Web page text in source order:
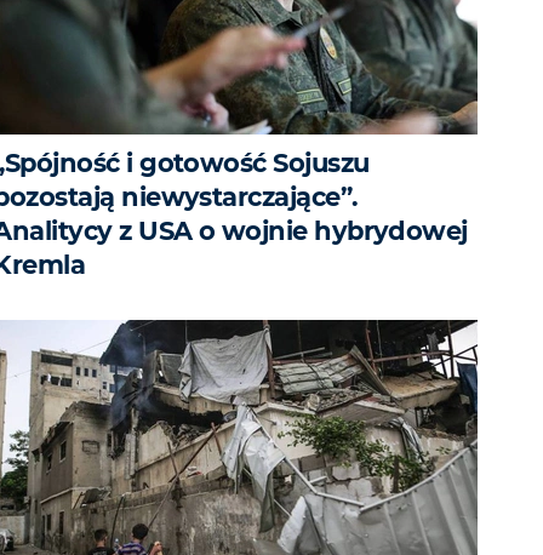
i gotowość Sojuszu
niewystarczające”.
z USA o wojnie hybrydowej